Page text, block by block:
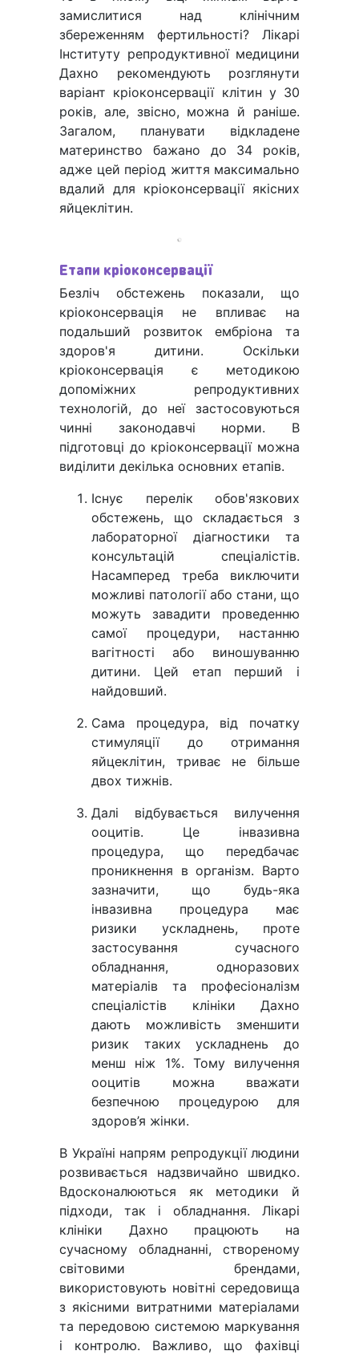
замислитися над клінічним
збереженням фертильності? Лікарі
Інституту репродуктивної медицини
Дахно рекомендують розглянути
варіант кріоконсервації клітин у 30
років, але, звісно, можна й раніше.
Загалом, планувати відкладене
материнство бажано до 34 років,
адже цей період життя максимально
вдалий для кріоконсервації якісних
яйцеклітин.
Етапи кріоконсервації
Безліч обстежень показали, що
кріоконсервація не впливає на
подальший розвиток ембріона та
здоров'я дитини. Оскільки
кріоконсервація є методикою
допоміжних репродуктивних
технологій, до неї застосовуються
чинні законодавчі норми. В
підготовці до кріоконсервації можна
виділити декілька основних етапів.
Існує перелік обов'язкових
обстежень, що складається з
лабораторної діагностики та
консультацій спеціалістів.
Насамперед треба виключити
можливі патології або стани, що
можуть завадити проведенню
самої процедури, настанню
вагітності або виношуванню
дитини. Цей етап перший і
найдовший.
Сама процедура, від початку
стимуляції до отримання
яйцеклітин, триває не більше
двох тижнів.
Далі відбувається вилучення
ооцитів. Це інвазивна
процедура, що передбачає
проникнення в організм. Варто
зазначити, що будь-яка
інвазивна процедура має
ризики ускладнень, проте
застосування сучасного
обладнання, одноразових
матеріалів та професіоналізм
спеціалістів клініки Дахно
дають можливість зменшити
ризик таких ускладнень до
менш ніж 1%. Тому вилучення
ооцитів можна вважати
безпечною процедурою для
здоров’я жінки.
В Україні напрям репродукції людини
розвивається надзвичайно швидко.
Вдосконалюються як методики й
підходи, так і обладнання. Лікарі
клініки Дахно працюють на
сучасному обладнанні, створеному
світовими брендами,
використовують новітні середовища
з якісними витратними матеріалами
та передовою системою маркування
і контролю. Важливо, що фахівці